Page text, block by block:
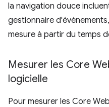
la navigation douce
gestionnaire
mesure à partir du temps
Mesurer les Core
logicielle
Pour mesurer les Core